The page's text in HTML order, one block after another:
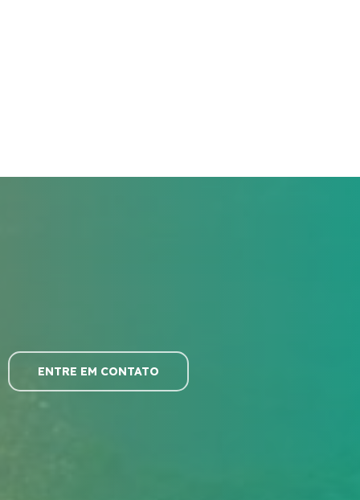
ENTRE EM CONTATO